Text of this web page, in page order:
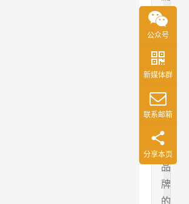
文
章
带
大
家
来
看
看
品
牌
的
公众号
新媒体群
联系邮箱
分享本页